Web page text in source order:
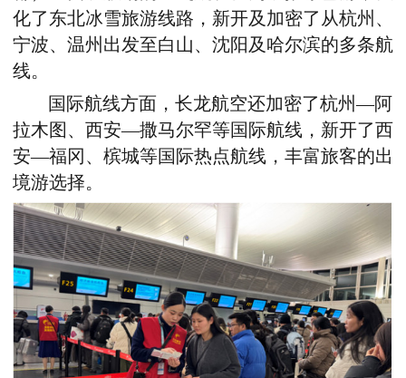
化了东北冰雪旅游线路，新开及加密了从杭州、
宁波、温州出发至白山、沈阳及哈尔滨的多条航
线。
国际航线方面，长龙航空还加密了杭州—阿
拉木图、西安—撒马尔罕等国际航线，新开了西
安—福冈、槟城等国际热点航线，丰富旅客的出
境游选择。